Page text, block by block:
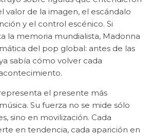
valor de la imagen, el escándalo
y el control escénico. Si
la memoria mundialista, Madonna
del pop global: antes de las
sabía cómo volver cada
el presente más
Su fuerza no se mide sólo
sino en movilización. Cada
en tendencia, cada aparición en